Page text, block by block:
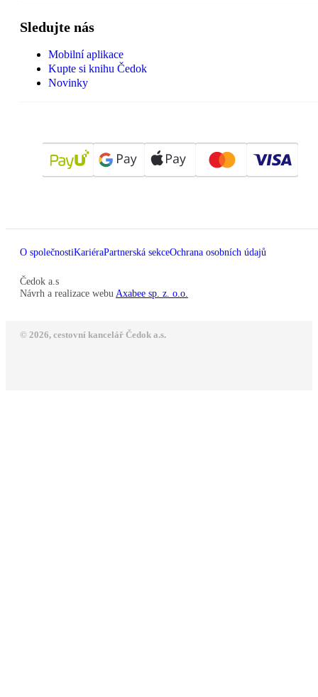
Sledujte nás
Mobilní aplikace
Kupte si knihu Čedok
Novinky
O společnostiKariéraPartnerská sekceOchrana osobních údajů
Čedok a.s
Návrh a realizace webu Axabee sp. z. o.o.
© 2026, cestovní kancelář Čedok a.s.